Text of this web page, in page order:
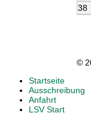
38
©
Startseite
Ausschreibung
Anfahrt
LSV Start